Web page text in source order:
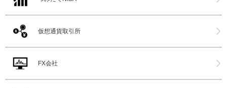
仮想通貨取引所
FX会社